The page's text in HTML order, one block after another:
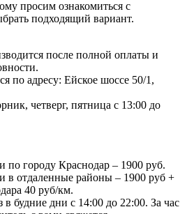
просим ознакомиться с
подходящий вариант.
после полной оплаты и
по адресу: Ейское шоссе 50/1,
четверг, пятница с 13:00 до
по городу Краснодар – 1900 руб.
в отдаленные районы – 1900 руб +
40 руб/км.
в будние дни с 14:00 до 22:00. За час